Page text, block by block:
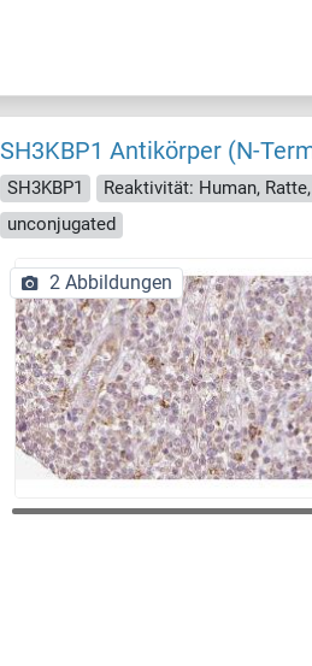
SH3KBP1 Antikörper (N-
SH3KBP1 Reaktivität: Human,
unconjugated
2 Abbildungen